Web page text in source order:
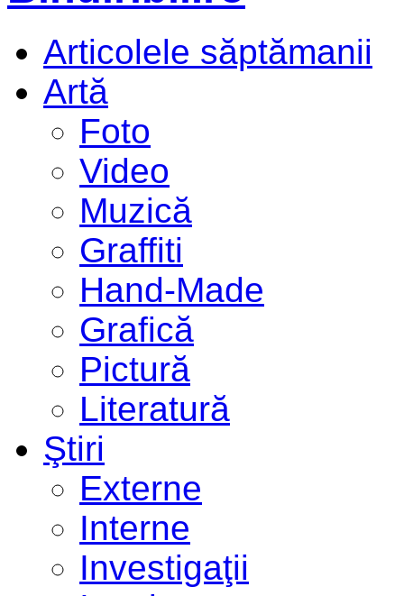
Articolele săptămanii
Artă
Foto
Video
Muzică
Graffiti
Hand-Made
Grafică
Pictură
Literatură
Ştiri
Externe
Interne
Investigaţii